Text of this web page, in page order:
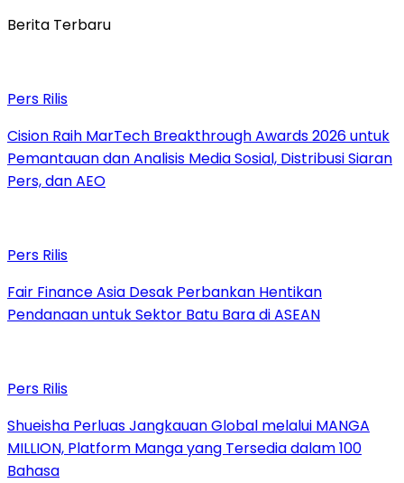
Berita Terbaru
Pers Rilis
Cision Raih MarTech Breakthrough Awards 2026 untuk
Pemantauan dan Analisis Media Sosial, Distribusi Siaran
Pers, dan AEO
Pers Rilis
Fair Finance Asia Desak Perbankan Hentikan
Pendanaan untuk Sektor Batu Bara di ASEAN
Pers Rilis
Shueisha Perluas Jangkauan Global melalui MANGA
MILLION, Platform Manga yang Tersedia dalam 100
Bahasa